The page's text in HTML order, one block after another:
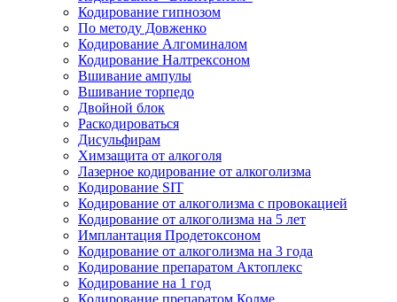
Кодирование гипнозом
По методу Довженко
Кодирование Алгоминалом
Кодирование Налтрексоном
Вшивание ампулы
Вшивание торпедо
Двойной блок
Раскодироваться
Дисульфирам
Химзащита от алкоголя
Лазерное кодирование от алкоголизма
Кодирование SIT
Кодирование от алкоголизма с провокацией
Кодирование от алкоголизма на 5 лет
Имплантация Продетоксоном
Кодирование от алкоголизма на 3 года
Кодирование препаратом Актоплекс
Кодирование на 1 год
Кодирование препаратом Колме